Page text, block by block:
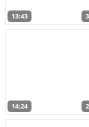
13:43
14:24